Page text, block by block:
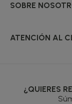
SOBRE
ATENCIÓN AL
¿QUIERES